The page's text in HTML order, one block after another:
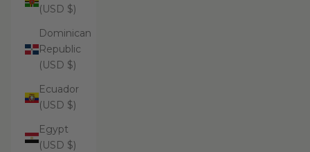
(USD $)
Dominican
Republic
(USD $)
Ecuador
(USD $)
Egypt
(USD $)